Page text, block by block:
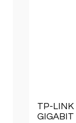
TP-LINK
GIGABIT